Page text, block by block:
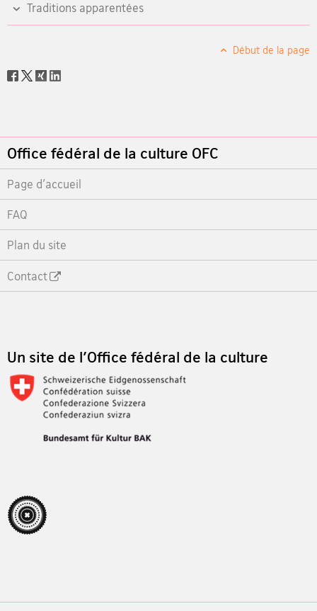
Traditions apparentées
Début de la page
Social
Footer
Office fédéral de la culture OFC
Page d'accueil
FAQ
Plan du site
Contact
Un site de l'Office fédéral de la culture